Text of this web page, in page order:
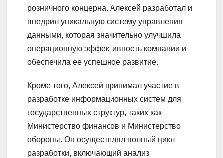
розничного концерна. Алексей разработал и
внедрил уникальную систему управления
данными, которая значительно улучшила
операционную эффективность компании и
обеспечила ее успешное развитие.
Кроме того, Алексей принимал участие в
разработке информационных систем для
государственных структур, таких как
Министерство финансов и Министерство
обороны. Он осуществлял полный цикл
разработки, включающий анализ